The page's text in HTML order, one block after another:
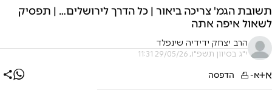
תשובת הגמ' צריכה ביאור | כל הדרך לירושלים… | תפסיק
לשאול איפה אתה
הרב יצחק ידידיה שינפלד
י"ג בסיוון תשפ"ו, 29/05/26 11:31
א+א- הדפסה